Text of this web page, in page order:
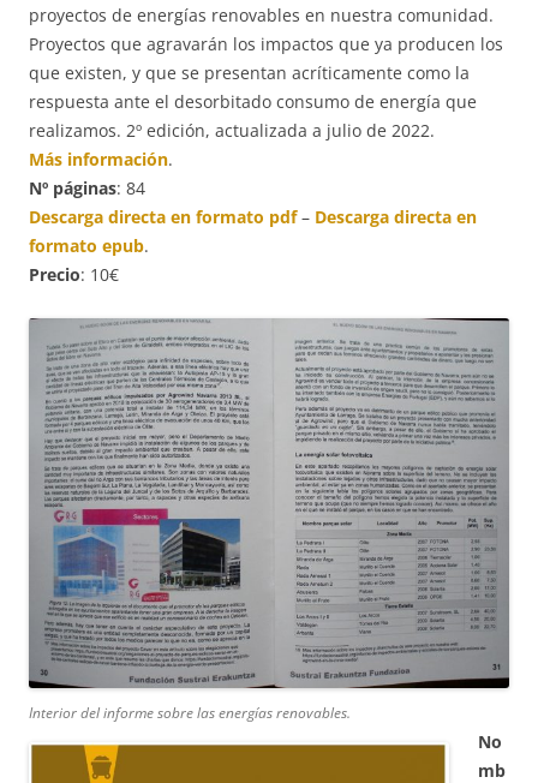
proyectos de energías renovables en nuestra comunidad.
Proyectos que agravarán los impactos que ya producen los
que existen, y que se presentan acríticamente como la
respuesta ante el desorbitado consumo de energía que
realizamos. 2º edición, actualizada a julio de 2022.
Más información.
Nº páginas: 84
Descarga directa en formato pdf– Descarga directa en
formato epub.
Precio: 10€
Interior del informe sobre las energías renovables.
No
mb